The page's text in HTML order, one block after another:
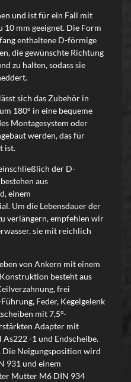
und ist für ein Fall mit
10 mm geeignet. Die Form
enthaltene D-förmige
die gewünschte Richtung
zu halten, sodass sie
sich das Zubehör in
180° in eine bequeme
Montagesystem oder
werden, das für
ist.
der D-
aus
einem
Um die Lebensdauer der
verlängern, empfehlen wir
sie mit reichlich
von Ankern mit einem
besteht aus
frei
Feder, Kegelgelenk
mit 7,5°-
Adapter mit
-1 und Endscheibe.
Die Neigungsposition wird
931 und einem
Mutter M6 DIN 934